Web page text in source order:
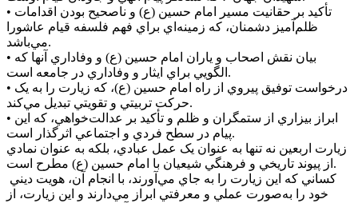
• تأکيد بر حقانيت مسير امام حسين (ع) و ناصحيح بودن اقدامات
ظلم‌آميز دشمنان، که زمينه‌اي براي فهم فلسفه قيام عاشورا
مي‌باشد.
• بيان نقش اصحاب و ياران امام حسين (ع) و وفاداري آنها که
الگويي براي ايثار و وفاداري در جامعه است.
• درخواست توفيق پيروي از راه امام حسين (ع)، که زيارت را به يک
حرکت تربيتي و تقويتي تبديل مي‌کند.
• ابراز بيزاري از ستمگران و ظلم و تأکيد بر عدالت‌خواهي، که اين
پيام در سطح فردي و اجتماعي اثرگذار است.
زيارت اربعين نه تنها به عنوان يک عمل عبادي، بلکه به عنوان نمادي
از پيوند تاريخي و فرهنگي شيعيان با امام حسين (ع) مطرح است.
خود را به‌صورت عملي و معرفتي ابراز مي‌دارند و اين زيارت، از